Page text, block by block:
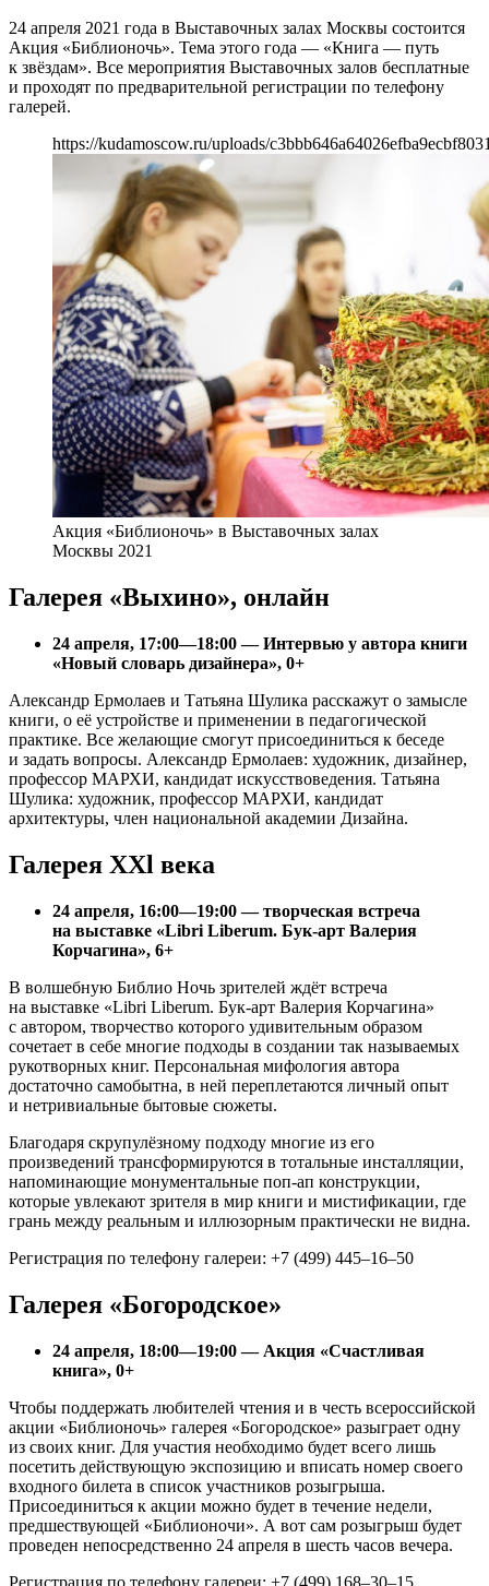
24 апреля 2021 года в Выставочных залах Москвы состоится
Акция «Библионочь». Тема этого года — «Книга — путь
к звёздам». Все мероприятия Выставочных залов бесплатные
и проходят по предварительной регистрации по телефону
галерей.
https://kudamoscow.ru/uploads/
Акция «Библионочь» в Выставочных залах
Москвы 2021
Галерея «Выхино», онлайн
24 апреля, 17:00—18:00 — Интервью у автора книги
«Новый словарь дизайнера», 0+
Александр Ермолаев и Татьяна Шулика расскажут о замысле
книги, о её устройстве и применении в педагогической
практике. Все желающие смогут присоединиться к беседе
и задать вопросы. Александр Ермолаев: художник, дизайнер,
профессор МАРХИ, кандидат искусствоведения. Татьяна
Шулика: художник, профессор МАРХИ, кандидат
архитектуры, член национальной академии Дизайна.
Галерея XXl века
24 апреля, 16:00—19:00 — творческая встреча
на выставке «Libri Liberum. Бук-арт Валерия
Корчагина», 6+
В волшебную Библио Ночь зрителей ждёт встреча
на выставке «Libri Liberum. Бук-арт Валерия Корчагина»
с автором, творчество которого удивительным образом
сочетает в себе многие подходы в создании так называемых
рукотворных книг. Персональная мифология автора
достаточно самобытна, в ней переплетаются личный опыт
и нетривиальные бытовые сюжеты.
Благодаря скрупулёзному подходу многие из его
произведений трансформируются в тотальные инсталляции,
напоминающие монументальные поп-ап конструкции,
которые увлекают зрителя в мир книги и мистификации, где
грань между реальным и иллюзорным практически не видна.
Регистрация по телефону галереи: +7 (499) 445–16–50
Галерея «Богородское»
24 апреля, 18:00—19:00 — Акция «Счастливая
книга», 0+
Чтобы поддержать любителей чтения и в честь всероссийской
акции «Библионочь» галерея «Богородское» разыграет одну
из своих книг. Для участия необходимо будет всего лишь
посетить действующую экспозицию и вписать номер своего
входного билета в список участников розыгрыша.
Присоединиться к акции можно будет в течение недели,
предшествующей «Библионочи». А вот сам розыгрыш будет
проведен непосредственно 24 апреля в шесть часов вечера.
Регистрация по телефону галереи: +7 (499) 168–30–15